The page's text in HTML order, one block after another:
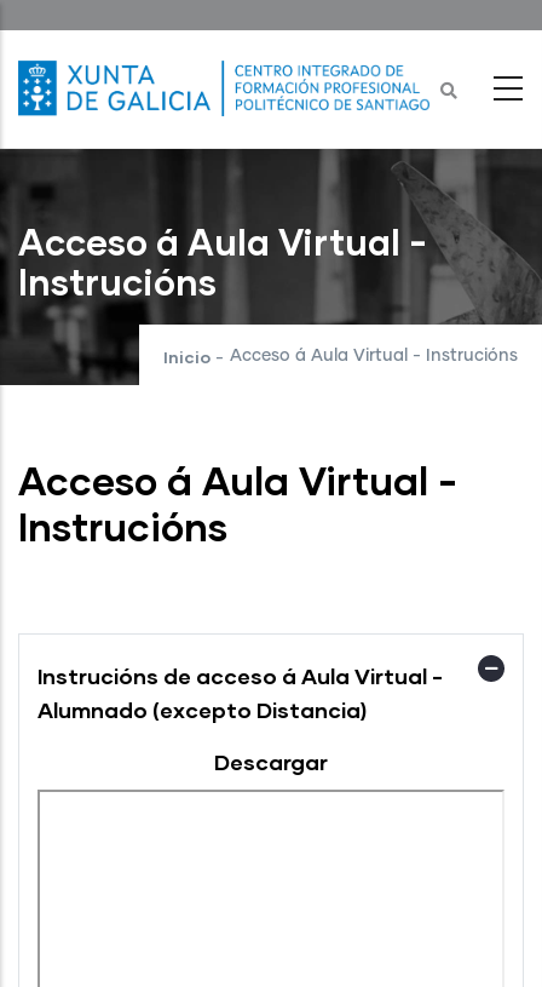
contido
principal
Acceso á Aula Virtual -
Instrucións
Inicio - Acceso á Aula Virtual - Instrucións
Acceso á Aula Virtual -
Instrucións
Instrucións de acceso á Aula Virtual -
Alumnado (excepto Distancia)
Descargar